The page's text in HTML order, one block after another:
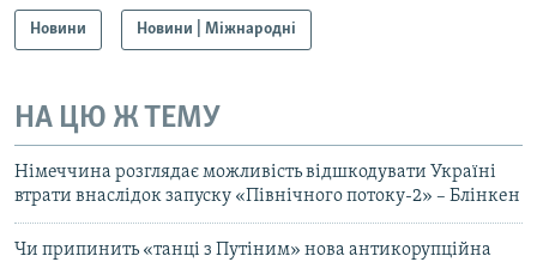
Новини Новини | Міжнародні
НА ЦЮ Ж ТЕМУ
Німеччина розглядає можливість відшкодувати Україні
втрати внаслідок запуску «Північного потоку-2» – Блінкен
Чи припинить «танці з Путіним» нова антикорупційна